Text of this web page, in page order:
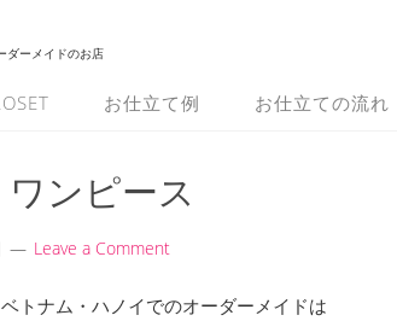
ダーメイドのお店
お仕立て例 お仕立ての流れ
ンピース
Leave a Comment
ベトナム・ハノイでのオーダーメイドは